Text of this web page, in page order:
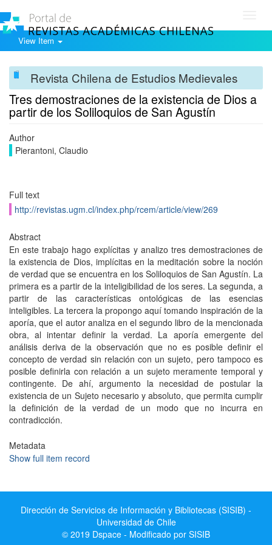
View Item
Revista Chilena de Estudios Medievales
Tres demostraciones de la existencia de Dios a
partir de los Soliloquios de San Agustín
Author
Pierantoni, Claudio
Full text
http://revistas.ugm.cl/index.php/rcem/article/view/269
Abstract
En este trabajo hago explícitas y analizo tres demostraciones de
la existencia de Dios, implícitas en la meditación sobre la noción
de verdad que se encuentra en los Soliloquios de San Agustín. La
primera es a partir de la inteligibilidad de los seres. La segunda, a
partir de las características ontológicas de las esencias
inteligibles. La tercera la propongo aquí tomando inspiración de la
aporía, que el autor analiza en el segundo libro de la mencionada
obra, al intentar definir la verdad. La aporía emergente del
análisis deriva de la observación que no es posible definir el
concepto de verdad sin relación con un sujeto, pero tampoco es
posible definirla con relación a un sujeto meramente temporal y
contingente. De ahí, argumento la necesidad de postular la
existencia de un Sujeto necesario y absoluto, que permita cumplir
la definición de la verdad de un modo que no incurra en
contradicción.
Metadata
Show full item record
Dirección de Servicios de Información y Bibliotecas (SISIB) -
Universidad de Chile
© 2019 Dspace - Modificado por SISIB